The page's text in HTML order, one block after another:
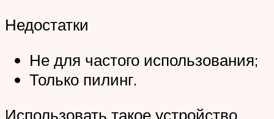
Недостатки
Не для частого использования;
Только пилинг.
Использовать такое устройство